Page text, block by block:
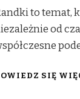
to temat,
od
SIĘ